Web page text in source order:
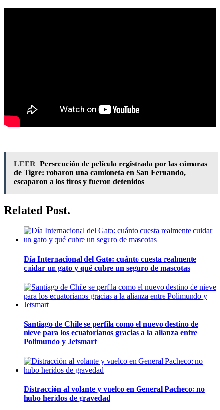
LEER Persecución de película registrada por las cámaras
de Tigre: robaron una camioneta en San Fernando,
escaparon a los tiros y fueron detenidos
Related Post.
Día Internacional del Gato: cuánto cuesta realmente
cuidar un gato y qué cubre un seguro de mascotas
Santiago de Chile se perfila como el nuevo destino de
nieve para los ecuatorianos gracias a la alianza entre
Polimundo y Jetsmart
Distracción al volante y vuelco en General Pacheco: no
hubo heridos de gravedad